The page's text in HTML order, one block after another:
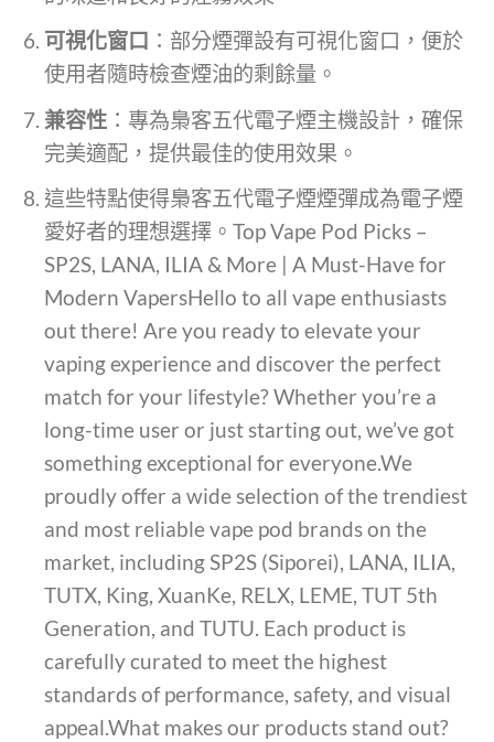
可視化窗口 ：部分煙彈設有可視化窗口，便於
使用者隨時檢查煙油的剩餘量。
兼容性：專為梟客五代電子煙主機設計，確保
完美適配，提供最佳的使用效果。
這些特點使得梟客五代電子煙煙彈成為電子煙
愛好者的理想選擇。Top Vape Pod Picks –
SP2S, LANA, ILIA & More | A Must-Have for
Modern VapersHello to all vape enthusiasts
out there! Are you ready to elevate your
vaping experience and discover the perfect
match for your lifestyle? Whether you’re a
long-time user or just starting out, we’ve got
something exceptional for everyone.We
proudly offer a wide selection of the trendiest
and most reliable vape pod brands on the
market, including SP2S (Siporei), LANA, ILIA,
TUTX, King, XuanKe, RELX, LEME, TUT 5th
Generation, and TUTU. Each product is
carefully curated to meet the highest
standards of performance, safety, and visual
appeal.What makes our products stand out?